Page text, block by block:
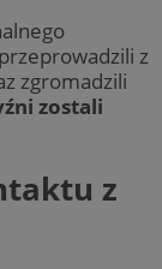
z
zgromadzili
zostali
z